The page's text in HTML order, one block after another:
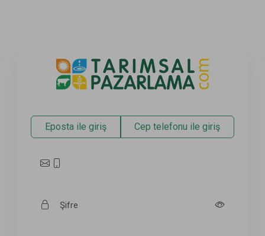
Eposta ile giriş Cep telefonu ile giriş